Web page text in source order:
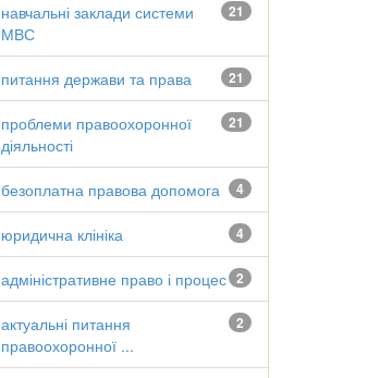
21
навчальні заклади системи
МВС
21
питання держави та права
21
проблеми правоохоронної
діяльності
4
безоплатна правова допомога
4
юридична клініка
2
адміністративне право і процес
2
актуальні питання
правоохоронної ...